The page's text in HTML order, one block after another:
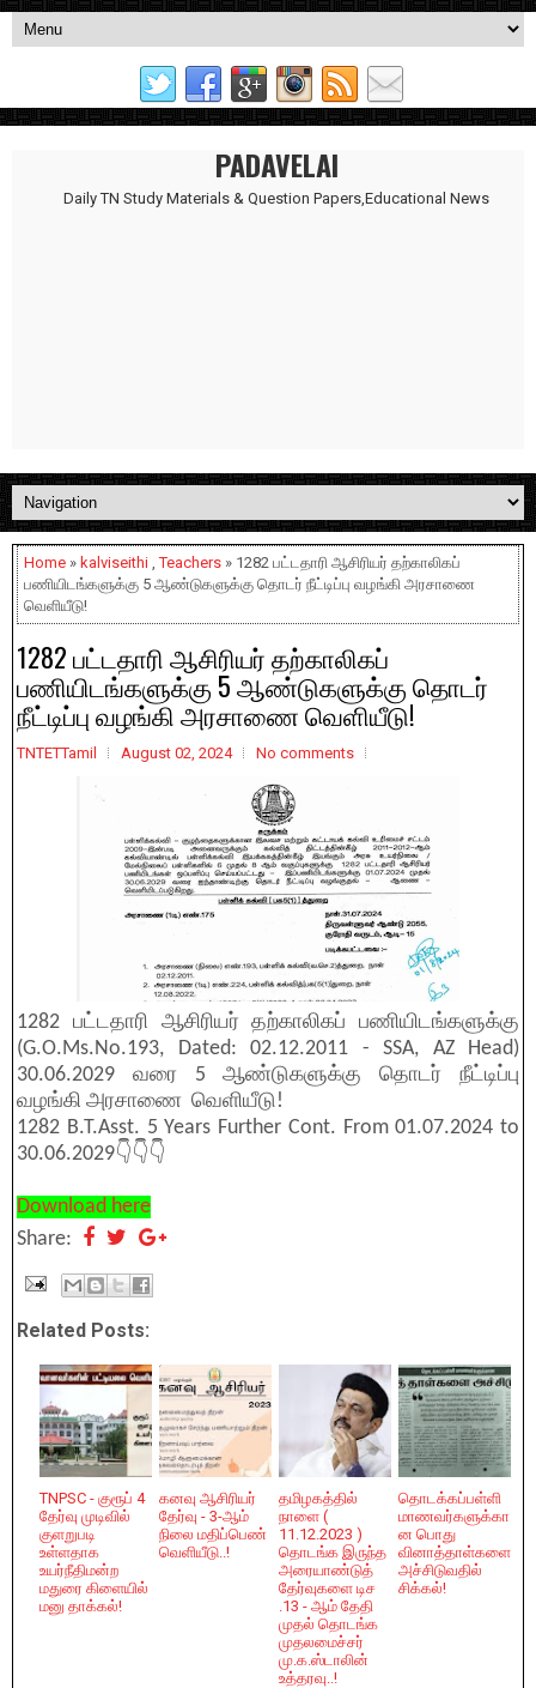
PADAVELAI
Daily TN Study Materials & Question Papers,Educational News
Home » kalviseithi ,Teachers » 1282 பட்டதாரி ஆசிரியர் தற்காலிகப்
பணியிடங்களுக்கு 5 ஆண்டுகளுக்கு தொடர் நீட்டிப்பு வழங்கி அரசாணை
வெளியீடு!
1282 பட்டதாரி ஆசிரியர் தற்காலிகப்
பணியிடங்களுக்கு 5 ஆண்டுகளுக்கு தொடர்
நீட்டிப்பு வழங்கி அரசாணை வெளியீடு!
TNTETTamil August 02, 2024 No comments
1282 பட்டதாரி ஆசிரியர் தற்காலிகப் பணியிடங்களுக்கு
(G.O.Ms.No.193, Dated: 02.12.2011 - SSA, AZ Head)
30.06.2029 வரை 5 ஆண்டுகளுக்கு தொடர் நீட்டிப்பு
வழங்கி அரசாணை வெளியீடு!
1282 B.T.Asst. 5 Years Further Cont. From 01.07.2024 to
30.06.2029👇👇👇
Download here
Share:
Related Posts:
TNPSC - குரூப் 4
தேர்வு முடிவில்
குளறுபடி
உள்ளதாக
உயர்நீதிமன்ற
மதுரை கிளையில்
மனு தாக்கல்!
கனவு ஆசிரியர்
தேர்வு - 3-ஆம்
நிலை மதிப்பெண்
வெளியீடு..!
தமிழகத்தில்
நாளை (
11.12.2023 )
தொடங்க இருந்த
அரையாண்டுத்
தேர்வுகளை டிச
.13 - ஆம் தேதி
முதல் தொடங்க
முதலமைச்சர்
மு.க.ஸ்டாலின்
உத்தரவு..!
தொடக்கப்பள்ளி
மாணவர்களுக்கா
ன பொது
வினாத்தாள்களை
அச்சிடுவதில்
சிக்கல்!